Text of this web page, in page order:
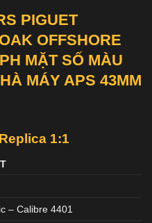
PIGUET
OFFSHORE
MẶT SỐ MÀU
MÁY APS 43MM
1:1
– Calibre 4401